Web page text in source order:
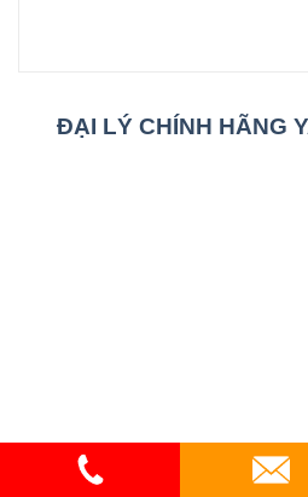
ĐẠI LÝ CHÍNH HÃNG